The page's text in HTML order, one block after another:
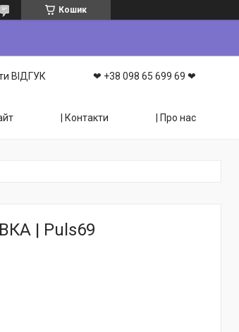
Кошик
ВІДГУК ❤ +38 098 65 699 69 ❤
| Контакти | Про нас
| Puls69